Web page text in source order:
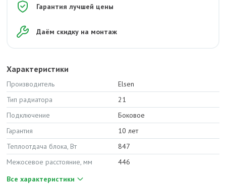
Гарантия лучшей цены
Даём скидку на монтаж
Характеристики
Производитель
Elsen
Тип радиатора
21
Подключение
Боковое
Гарантия
10 лет
Теплоотдача блока, Вт
847
Межосевое расстояние, мм
446
Все характеристики